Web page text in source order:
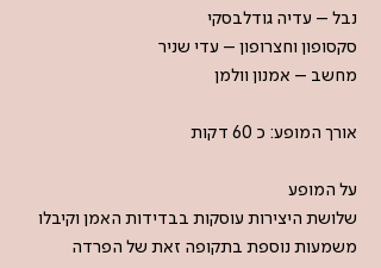
נבל – עדיה גודלבסקי
סקסופון וחצרופון – עדי שניר
מחשב – אמנון וולמן
אורך המופע: כ 60 דקות
על המופע
שלושת היצירות עוסקות בבדידות האמן וקיבלו
משמעות נוספת בתקופה זאת של הפרדה